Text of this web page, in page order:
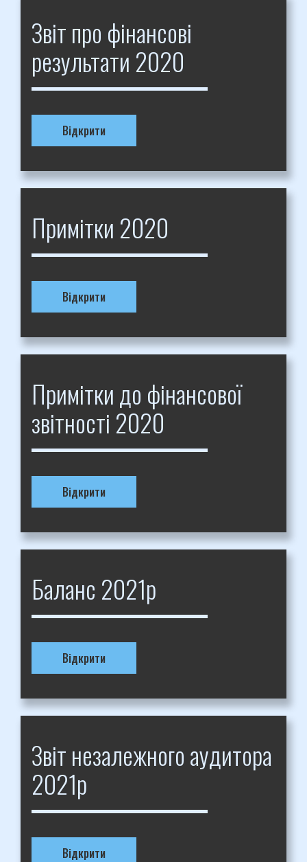
Звіт про фінансові
результати 2020
Відкрити
Примітки 2020
Відкрити
Примітки до фінансової
звітності 2020
Відкрити
Баланс 2021р
Відкрити
Звіт незалежного аудитора
2021р
Відкрити